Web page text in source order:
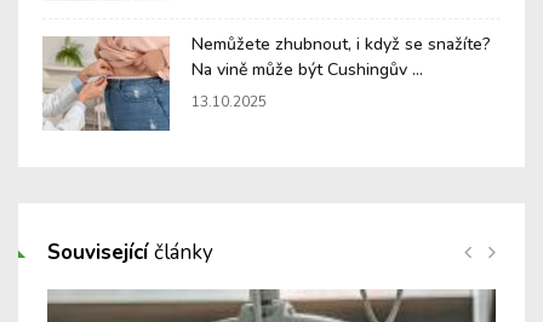
Nemůžete zhubnout, i když se snažíte?
Na vině může být Cushingův ...
13.10.2025
Souvisejícíčlánky